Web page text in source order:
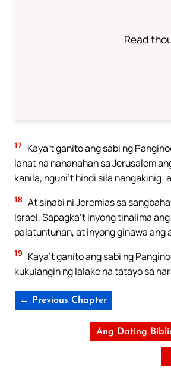
Read
17 Kaya’t ganito ang sabi ng
lahat na nananahan sa Jerusalem
kanila, nguni’t hindi sila nangakinig;
18 At sinabi ni Jeremias sa
Israel, Sapagka’t inyong tinalima
palatuntunan, at inyong ginawa ang
19
Kaya’t ganito ang sabi ng
kukulangin ng lalake na tatayo sa
← Previous Chapter
Ang Dating